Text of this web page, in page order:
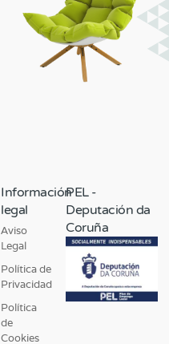
Información
legal
Aviso
Legal
Política de
Privacidad
Política
de
Cookies
PEL -
Deputación da
Coruña